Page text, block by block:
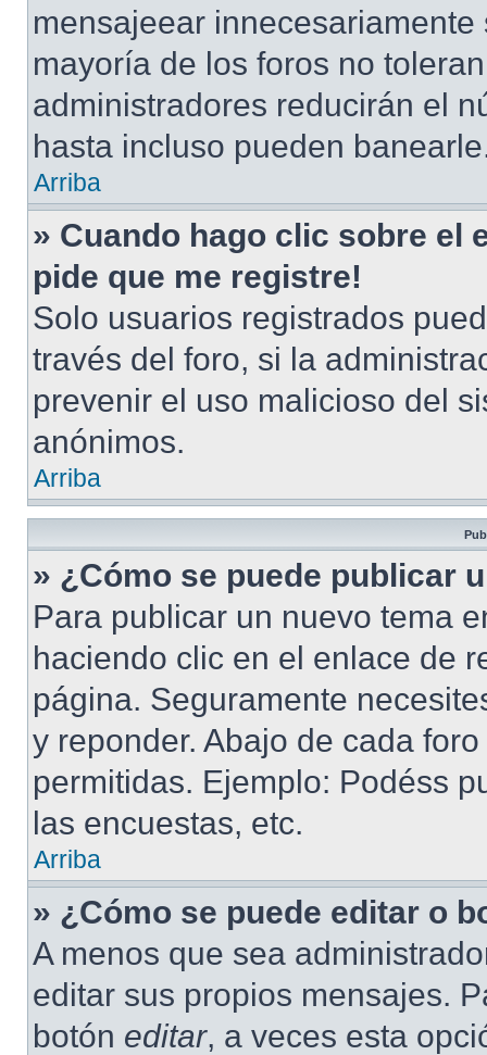
mensajeear
mayoría de los foros no
administradores reducirán el
hasta incluso pueden
Arriba
» Cuando hago clic sobre el
pide que me registre!
Solo usuarios registrados
través del foro, si la
prevenir el uso malicioso del
anónimos.
Arriba
» ¿Cómo se puede publicar
Para publicar un nuevo tema
haciendo clic en el enlace de
página. Seguramente
y reponder. Abajo de cada
permitidas. Ejemplo: Podéss
las encuestas, etc.
Arriba
» ¿Cómo se puede editar o
A menos que sea
editar sus propios mensajes.
botón editar, a veces esta